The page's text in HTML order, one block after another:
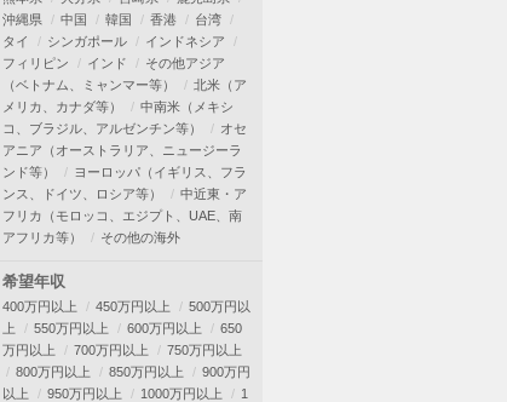
沖縄県
中国 韓国 香港
台湾
タイ
シンガポール
インドネシア
フィリピン
インド
その他アジア
（ベトナム、ミャンマー等）
北米（ア
メリカ、カナダ等）
中南米（メキシ
コ、ブラジル、アルゼンチン等）
オセ
アニア（オーストラリア、ニュージーラ
ンド等）
ヨーロッパ（イギリス、フラ
ンス、ドイツ、ロシア等）
中近東・ア
フリカ（モロッコ、エジプト、UAE、南
アフリカ等）
その他の海外
希望年収
400万円以上 450万円以上
500万円以
上
550万円以上 600万円以上
650
万円以上
700万円以上
750万円以上
800万円以上
850万円以上
900万円
以上
950万円以上 1000万円以上
1